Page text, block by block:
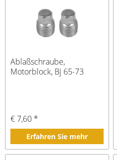
Ablaßschraube,
Motorblock, Bj 65-73
€ 7,60 *
Erfahren Sie mehr